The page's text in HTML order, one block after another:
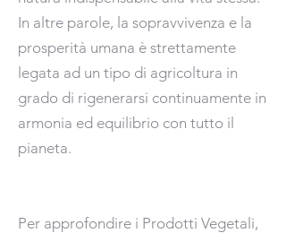
In altre parole, la sopravvivenza e la
prosperità umana è strettamente
legata ad un tipo di agricoltura in
grado di rigenerarsi continuamente in
armonia ed equilibrio con tutto il
pianeta.
Per approfondire i Prodotti Vegetali,